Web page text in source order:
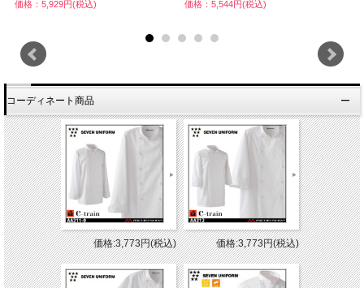
価格：5,929円(税込) 価格：5,544円(税込)
コーディネート商品
価格:3,773円(税込) 価格:3,773円(税込)